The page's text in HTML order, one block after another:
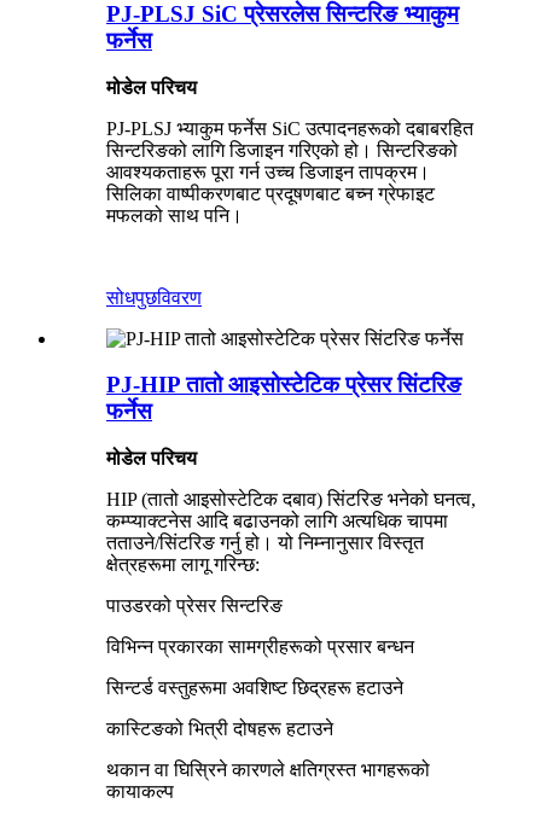
PJ-PLSJ SiC प्रेसरलेस सिन्टरिङ भ्याकुम
फर्नेस
मोडेल परिचय
PJ-PLSJ भ्याकुम फर्नेस SiC उत्पादनहरूको दबाबरहित
सिन्टरिङको लागि डिजाइन गरिएको हो। सिन्टरिङको
आवश्यकताहरू पूरा गर्न उच्च डिजाइन तापक्रम।
सिलिका वाष्पीकरणबाट प्रदूषणबाट बच्न ग्रेफाइट
मफलको साथ पनि।
सोधपुछविवरण
PJ-HIP तातो आइसोस्टेटिक प्रेसर सिंटरिङ
फर्नेस
मोडेल परिचय
HIP (तातो आइसोस्टेटिक दबाव) सिंटरिङ भनेको घनत्व,
कम्प्याक्टनेस आदि बढाउनको लागि अत्यधिक चापमा
तताउने/सिंटरिङ गर्नु हो। यो निम्नानुसार विस्तृत
क्षेत्रहरूमा लागू गरिन्छ:
पाउडरको प्रेसर सिन्टरिङ
विभिन्न प्रकारका सामग्रीहरूको प्रसार बन्धन
सिन्टर्ड वस्तुहरूमा अवशिष्ट छिद्रहरू हटाउने
कास्टिङको भित्री दोषहरू हटाउने
थकान वा घिस्रिने कारणले क्षतिग्रस्त भागहरूको
कायाकल्प